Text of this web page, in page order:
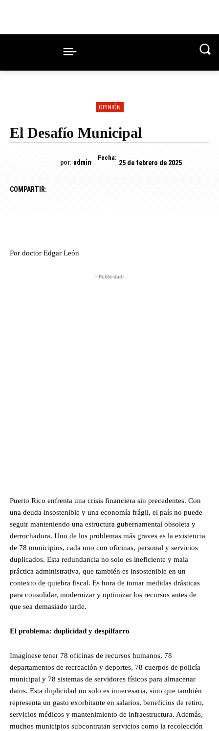
OPINIÓN
El Desafío Municipal
por: admin
Fecha:
25 de febrero de 2025
COMPARTIR:
Por doctor Edgar León
- Publicidad-
Puerto Rico enfrenta una crisis financiera sin precedentes. Con
una deuda insostenible y una economía frágil, el país no puede
seguir manteniendo una estructura gubernamental obsoleta y
derrochadora. Uno de los problemas más graves es la existencia
de 78 municipios, cada uno con oficinas, personal y servicios
duplicados. Esta redundancia no solo es ineficiente y mala
práctica administrativa, que también es insostenible en un
contexto de quiebra fiscal. Es hora de tomar medidas drásticas
para consolidar, modernizar y optimizar los recursos antes de
que sea demasiado tarde.
El problema: duplicidad y despilfarro
Imagínese tener 78 oficinas de recursos humanos, 78
departamentos de recreación y deportes, 78 cuerpos de policía
municipal y 78 sistemas de servidores físicos para almacenar
datos. Esta duplicidad no solo es innecesaria, sino que también
representa un gasto exorbitante en salarios, beneficios de retiro,
servicios médicos y mantenimiento de infraestructura. Además,
muchos municipios subcontratan servicios como la recolección